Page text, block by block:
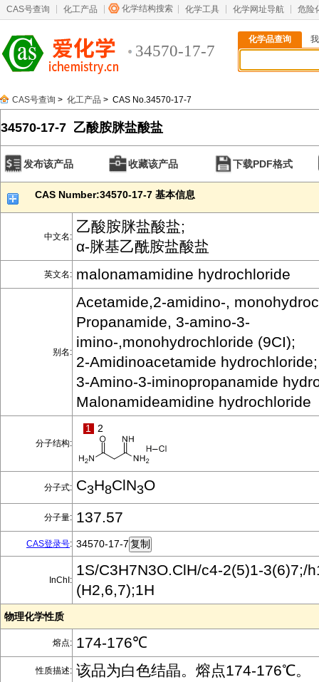
CAS号查询 化工产品 化学结构搜索 化学工具 化学网址导航 危险
34570-17-7
化学品查询
CAS号查询 > 化工产品 > CAS No.34570-17-7
34570-17-7 乙酸胺脒盐酸盐
发布该产品 收藏该产品 下载PDF格式
CAS Number:34570-17-7 基本信息
中文名:
乙酸胺脒盐酸盐;
α-脒基乙酰胺盐酸盐
英文名: malonamamidine hydrochloride
别名:
Acetamide,2-amidino-,
Propanamide, 3-amino-3-
imino-,monohydrochloride (9CI);
2-Amidinoacetamide hydrochloride;
3-Amino-3-iminopropanamide
Malonamideamidine hydrochloride
分子结构:
1 2
分子式: C3H8ClN3O
分子量: 137.57
CAS登录号: 34570-17-7
InChI:
1S/C3H7N3O.ClH/c4-2(5)1-3(6)7;/
(H2,6,7);1H
物理化学性质
熔点: 174-176℃
性质描述: 该品为白色结晶。熔点174-176℃。